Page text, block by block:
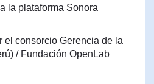
la plataforma Sonora
el consorcio Gerencia de la
/ Fundación OpenLab